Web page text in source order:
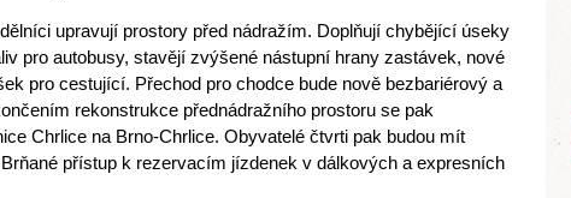
upravují prostory před nádražím. Doplňují chybějící úseky
pro autobusy, stavějí zvýšené nástupní hrany zastávek, nové
pro cestující. Přechod pro chodce bude nově bezbariérový a
rekonstrukce přednádražního prostoru se pak
Chrlice na Brno-Chrlice. Obyvatelé čtvrti pak budou mít
přístup k rezervacím jízdenek v dálkových a expresních